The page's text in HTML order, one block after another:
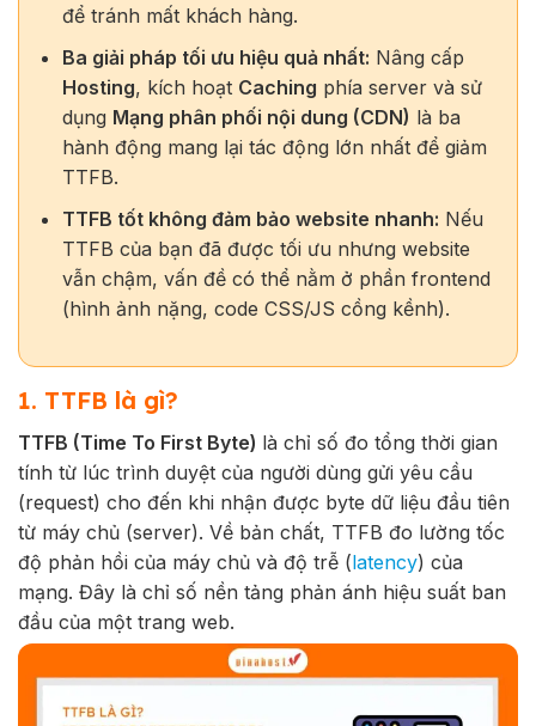
để tránh mất khách hàng.
Ba giải pháp tối ưu hiệu quả nhất: Nâng cấp
Hosting, kích hoạt Caching phía server và sử
dụng Mạng phân phối nội dung (CDN) là ba
hành động mang lại tác động lớn nhất để giảm
TTFB.
TTFB tốt không đảm bảo website nhanh: Nếu
TTFB của bạn đã được tối ưu nhưng website
vẫn chậm, vấn đề có thể nằm ở phần frontend
(hình ảnh nặng, code CSS/JS cồng kềnh).
1. TTFB là gì?
TTFB (Time To First Byte) là chỉ số đo tổng thời gian
tính từ lúc trình duyệt của người dùng gửi yêu cầu
(request) cho đến khi nhận được byte dữ liệu đầu tiên
từ máy chủ (server). Về bản chất, TTFB đo lường tốc
độ phản hồi của máy chủ và độ trễ (latency) của
mạng. Đây là chỉ số nền tảng phản ánh hiệu suất ban
đầu của một trang web.